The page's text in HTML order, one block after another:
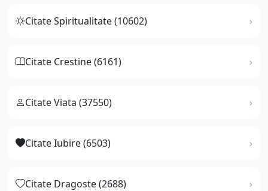
Citate Spiritualitate (10602)
Citate Crestine (6161)
Citate Viata (37550)
Citate Iubire (6503)
Citate Dragoste (2688)